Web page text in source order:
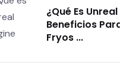
¿Qué Es
Beneficios
Fryos ...